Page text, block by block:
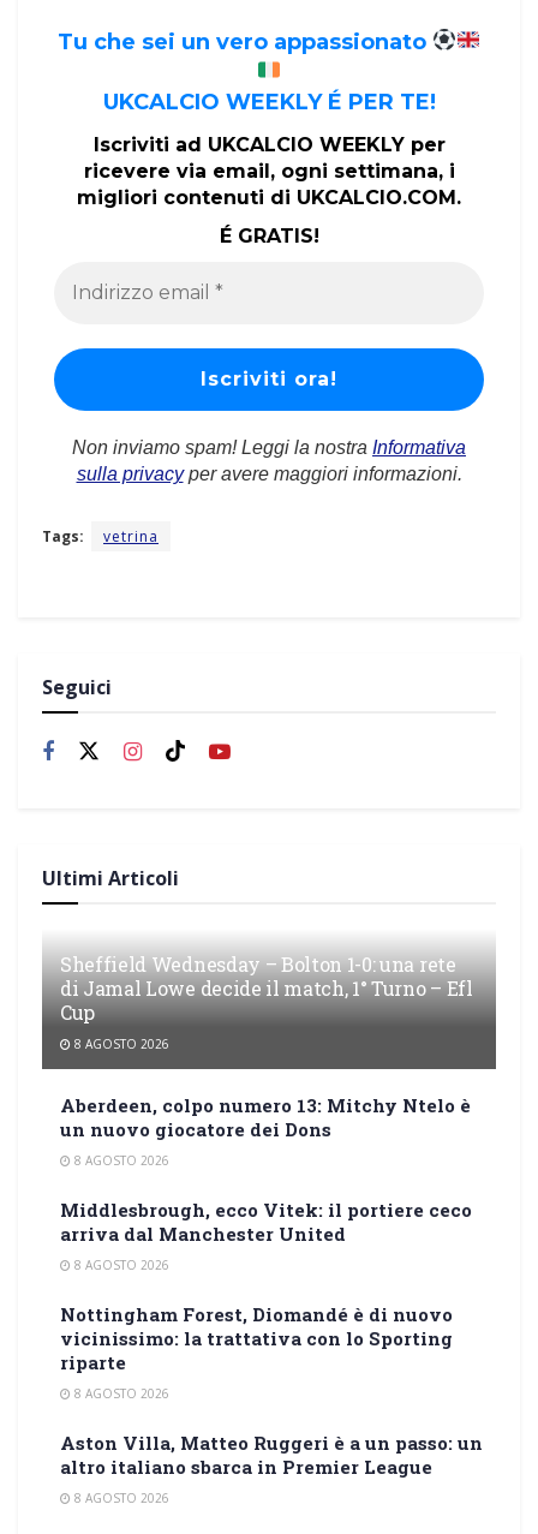
Tu che sei un vero appassionato
UKCALCIO WEEKLY É PER TE!
Iscriviti ad UKCALCIO WEEKLY per
ricevere via email, ogni settimana, i
migliori contenuti di UKCALCIO.COM.
É GRATIS!
Non inviamo spam! Leggi la nostra Informativa
sulla privacyper avere maggiori informazioni.
Tags: vetrina
Seguici
Ultimi Articoli
Sheffield Wednesday – Bolton 1-0: una rete
di Jamal Lowe decide il match, 1° Turno – Efl
Cup
8 AGOSTO 2026
Aberdeen, colpo numero 13: Mitchy Ntelo è
un nuovo giocatore dei Dons
8 AGOSTO 2026
Middlesbrough, ecco Vitek: il portiere ceco
arriva dal Manchester United
8 AGOSTO 2026
Nottingham Forest, Diomandé è di nuovo
vicinissimo: la trattativa con lo Sporting
riparte
8 AGOSTO 2026
Aston Villa, Matteo Ruggeri è a un passo: un
altro italiano sbarca in Premier League
8 AGOSTO 2026